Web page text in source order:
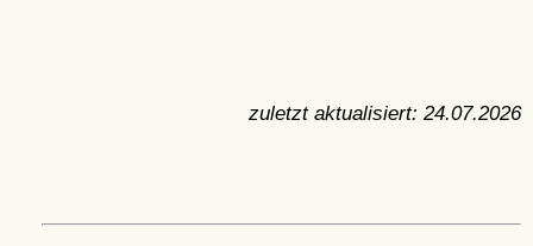
zuletzt aktualisiert: 24.07.2026